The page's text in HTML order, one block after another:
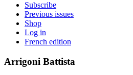
Subscribe
Previous issues
Shop
Log in
French edition
Arrigoni Battista